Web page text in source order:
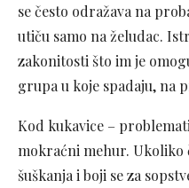
se često odražava na
utiču samo na želudac.
zakonitosti što im je
grupa u koje spadaju, na
Kod kukavice –
mokraćni mehur. Ukoliko
šuškanja i boji se za